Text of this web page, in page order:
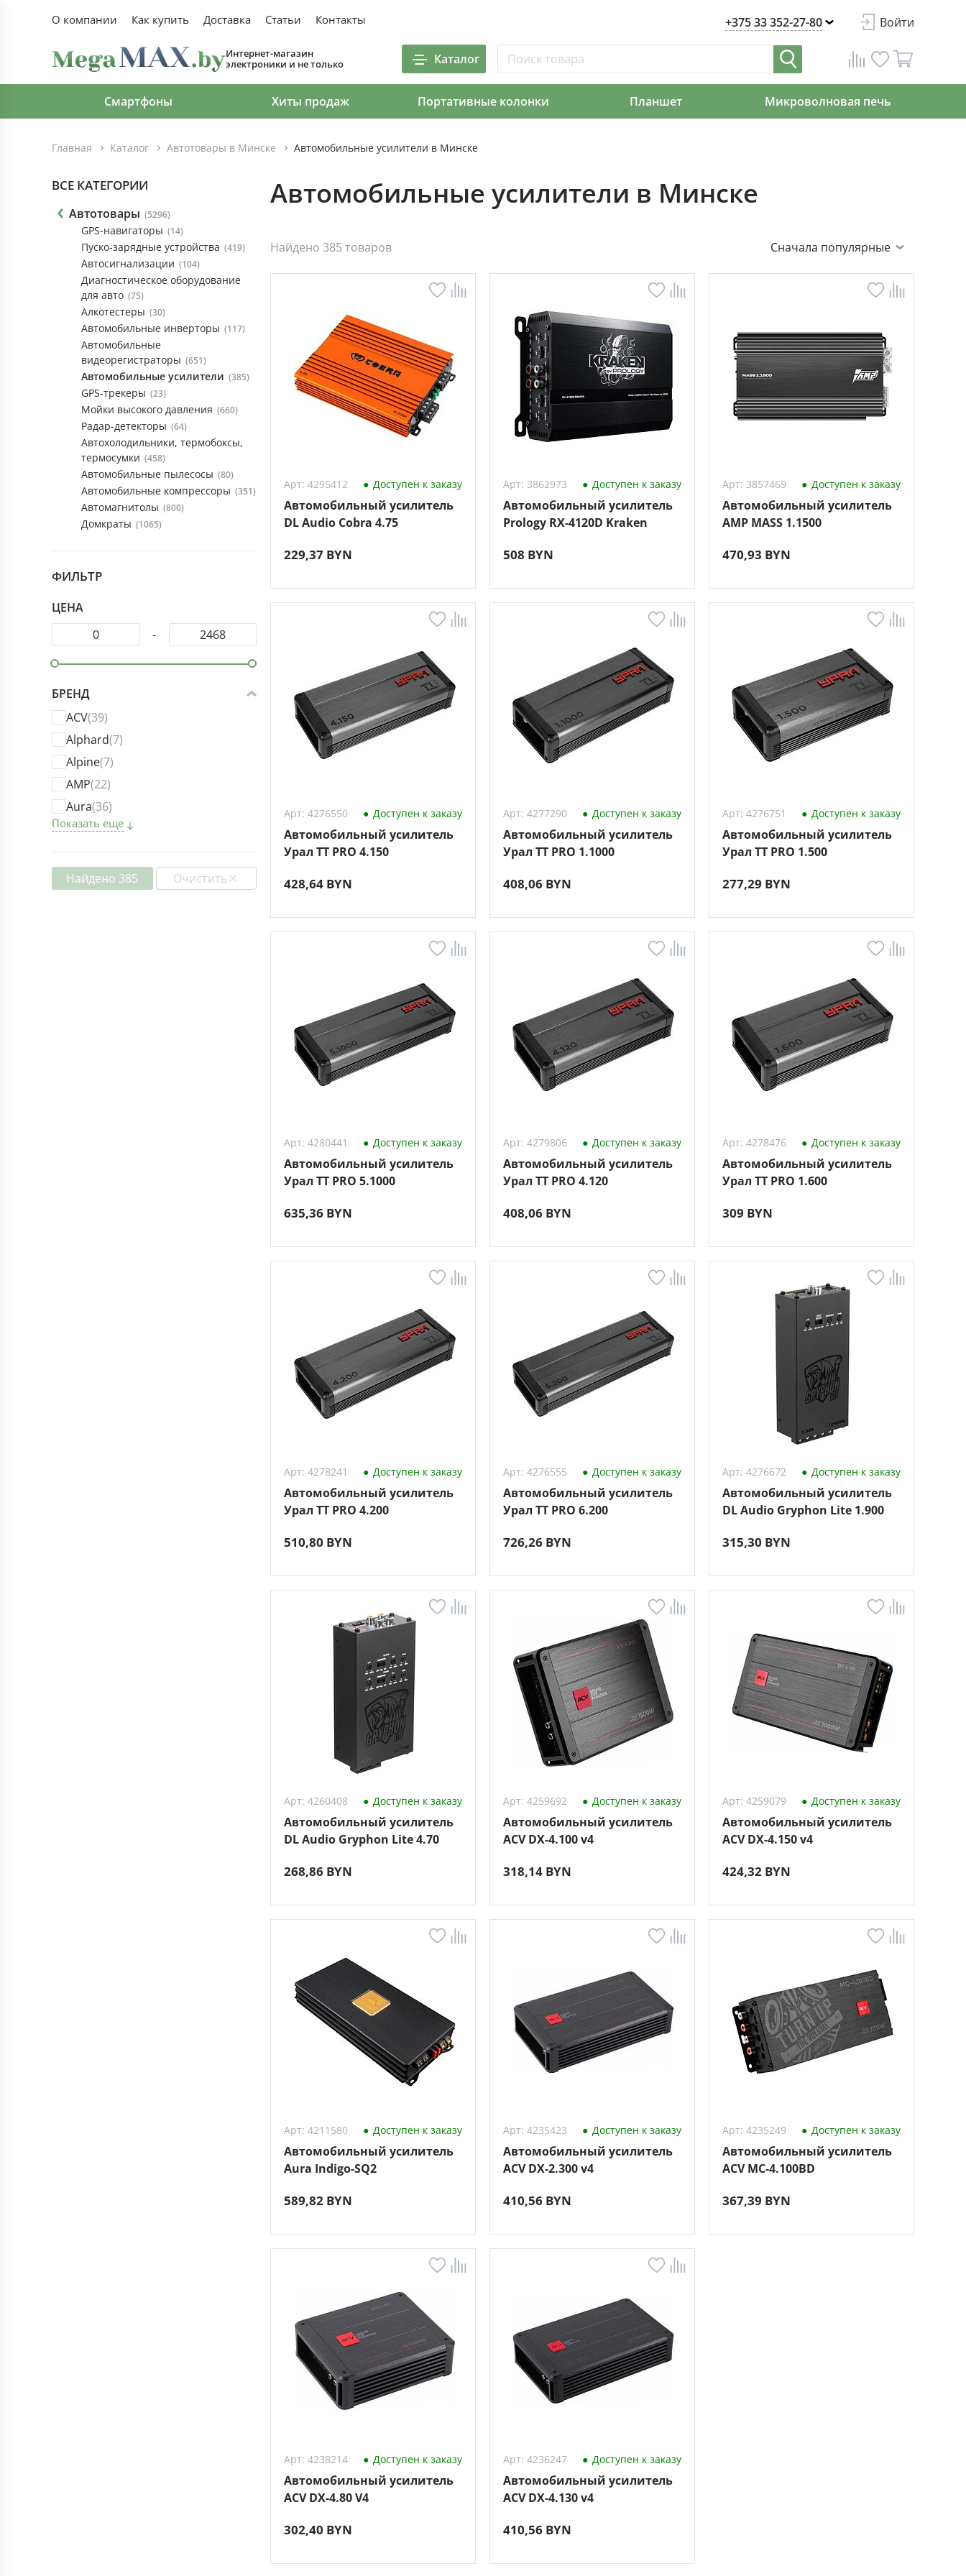
О компании Как купить Доставка Статьи Контакты +375 33 352-27-80 Войти
Интернет-магазин
электроники и не только
Каталог
Смартфоны Хиты продаж Портативные колонки Планшет Микроволновая печь
Главная Каталог Автотовары в Минске Автомобильные усилители в Минске
ВСЕ КАТЕГОРИИ
Автотовары (5296)
GPS-навигаторы (14)
Пуско-зарядные устройства (419)
Автосигнализации (104)
Диагностическое оборудование
для авто (75)
Алкотестеры (30)
Автомобильные инверторы (117)
Автомобильные
видеорегистраторы (651)
Автомобильные усилители (385)
GPS-трекеры (23)
Мойки высокого давления (660)
Радар-детекторы (64)
Автохолодильники, термобоксы,
термосумки (458)
Автомобильные пылесосы (80)
Автомобильные компрессоры (351)
Автомагнитолы (800)
Домкраты (1065)
ФИЛЬТР
ЦЕНА
-
БРЕНД
ACV(39)
Alphard(7)
Alpine(7)
AMP(22)
Aura(36)
Показать еще
Найдено 385 Очистить
Автомобильные усилители в Минске
Найдено 385 товаров Сначала популярные
Арт: 4295412 Доступен к заказу
Автомобильный усилитель
DL Audio Cobra 4.75
229,37 BYN
Арт: 3862973 Доступен к заказу
Автомобильный усилитель
Prology RX-4120D Kraken
508 BYN
Арт: 3857469 Доступен к заказу
Автомобильный усилитель
AMP MASS 1.1500
470,93 BYN
Арт: 4276550 Доступен к заказу
Автомобильный усилитель
Урал TT PRO 4.150
428,64 BYN
Арт: 4277290 Доступен к заказу
Автомобильный усилитель
Урал TT PRO 1.1000
408,06 BYN
Арт: 4276751 Доступен к заказу
Автомобильный усилитель
Урал TT PRO 1.500
277,29 BYN
Арт: 4280441 Доступен к заказу
Автомобильный усилитель
Урал TT PRO 5.1000
635,36 BYN
Арт: 4279806 Доступен к заказу
Автомобильный усилитель
Урал TT PRO 4.120
408,06 BYN
Арт: 4278476 Доступен к заказу
Автомобильный усилитель
Урал TT PRO 1.600
309 BYN
Арт: 4278241 Доступен к заказу
Автомобильный усилитель
Урал TT PRO 4.200
510,80 BYN
Арт: 4276555 Доступен к заказу
Автомобильный усилитель
Урал TT PRO 6.200
726,26 BYN
Арт: 4276672 Доступен к заказу
Автомобильный усилитель
DL Audio Gryphon Lite 1.900
315,30 BYN
Арт: 4260408 Доступен к заказу
Автомобильный усилитель
DL Audio Gryphon Lite 4.70
268,86 BYN
Арт: 4259692 Доступен к заказу
Автомобильный усилитель
ACV DX-4.100 v4
318,14 BYN
Арт: 4259079 Доступен к заказу
Автомобильный усилитель
ACV DX-4.150 v4
424,32 BYN
Арт: 4211580 Доступен к заказу
Автомобильный усилитель
Aura Indigo-SQ2
589,82 BYN
Арт: 4235423 Доступен к заказу
Автомобильный усилитель
ACV DX-2.300 v4
410,56 BYN
Арт: 4235249 Доступен к заказу
Автомобильный усилитель
ACV MC-4.100BD
367,39 BYN
Арт: 4238214 Доступен к заказу
Автомобильный усилитель
ACV DX-4.80 V4
302,40 BYN
Арт: 4236247 Доступен к заказу
Автомобильный усилитель
ACV DX-4.130 v4
410,56 BYN